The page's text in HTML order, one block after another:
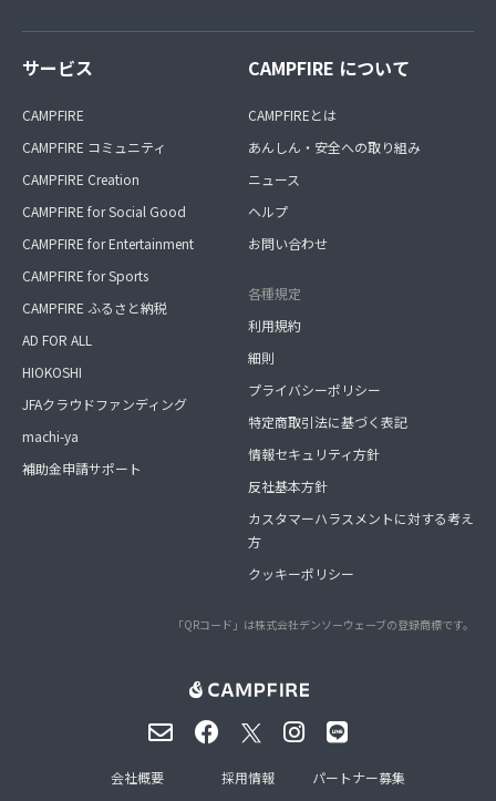
サービス
CAMPFIRE
CAMPFIRE コミュニティ
CAMPFIRE Creation
CAMPFIRE for Social Good
CAMPFIRE for Entertainment
CAMPFIRE for Sports
CAMPFIRE ふるさと納税
AD FOR ALL
HIOKOSHI
JFAクラウドファンディング
machi-ya
補助金申請サポート
CAMPFIRE について
CAMPFIREとは
あんしん・安全への取り組み
ニュース
ヘルプ
お問い合わせ
各種規定
利用規約
細則
プライバシーポリシー
特定商取引法に基づく表記
情報セキュリティ方針
反社基本方針
カスタマーハラスメントに対する考え
方
クッキーポリシー
「QRコード」は株式会社デンソーウェーブの登録商標です。
会社概要 採用情報 パートナー募集